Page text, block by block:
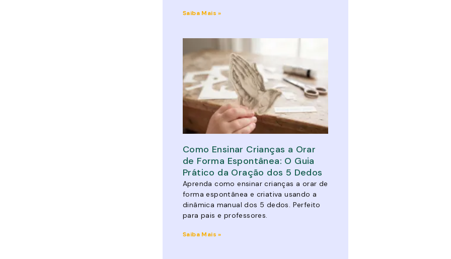
Saiba Mais »
Como Ensinar Crianças a Orar
de Forma Espontânea: O Guia
Prático da Oração dos 5 Dedos
Aprenda como ensinar crianças a orar de
forma espontânea e criativa usando a
dinâmica manual dos 5 dedos. Perfeito
para pais e professores.
Saiba Mais »